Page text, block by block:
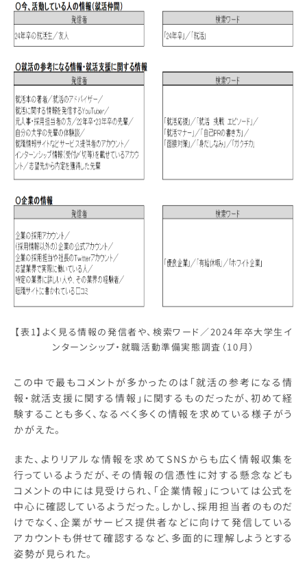
【表1】よく見る情報の発信者や、検索ワード／2024年卒大学生イ
ンターンシップ・就職活動準備実態調査（10月）
この中で最もコメントが多かったのは「就活の参考になる情
報・就活支援に関する情報」に関するものだったが、初めて経
験することも多く、なるべく多くの情報を求めている様子がう
かがえた。
また、よりリアルな情報を求めてSNSからも広く情報収集を
行っているようだが、その情報の信憑性に対する懸念なども
コメントの中には見受けられ、「企業情報」については公式を
中心に確認しているようだった。しかし、採用担当者のものだ
けでなく、企業がサービス提供者などに向けて発信している
アカウントも併せて確認するなど、多面的に理解しようとする
姿勢が見られた。